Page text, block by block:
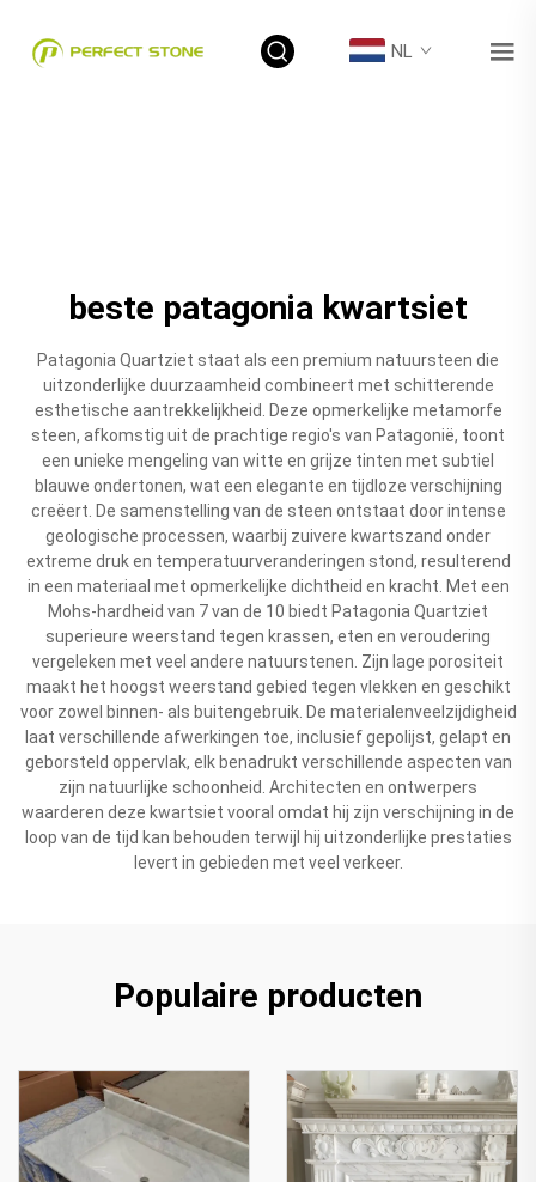
NL
beste patagonia kwartsiet
Patagonia Quartziet staat als een premium natuursteen die
uitzonderlijke duurzaamheid combineert met schitterende
esthetische aantrekkelijkheid. Deze opmerkelijke metamorfe
steen, afkomstig uit de prachtige regio's van Patagonië, toont
een unieke mengeling van witte en grijze tinten met subtiel
blauwe ondertonen, wat een elegante en tijdloze verschijning
creëert. De samenstelling van de steen ontstaat door intense
geologische processen, waarbij zuivere kwartszand onder
extreme druk en temperatuurveranderingen stond, resulterend
in een materiaal met opmerkelijke dichtheid en kracht. Met een
Mohs-hardheid van 7 van de 10 biedt Patagonia Quartziet
superieure weerstand tegen krassen, eten en veroudering
vergeleken met veel andere natuurstenen. Zijn lage porositeit
maakt het hoogst weerstand gebied tegen vlekken en geschikt
voor zowel binnen- als buitengebruik. De materialenveelzijdigheid
laat verschillende afwerkingen toe, inclusief gepolijst, gelapt en
geborsteld oppervlak, elk benadrukt verschillende aspecten van
zijn natuurlijke schoonheid. Architecten en ontwerpers
waarderen deze kwartsiet vooral omdat hij zijn verschijning in de
loop van de tijd kan behouden terwijl hij uitzonderlijke prestaties
levert in gebieden met veel verkeer.
Populaire producten